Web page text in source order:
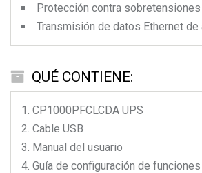
Protección contra
Transmisión de datos Ethernet
QUÉ CONTIENE:
CP1000PFCLCDA UPS
Cable USB
Manual del usuario
Guía de configuración de funciones